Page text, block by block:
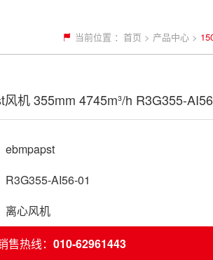
当前位置 ： 首页 > 产品中心 >
机 355mm 4745m³/h R3G355-
ebmpapst
R3G355-AI56-01
离心风机
售热线： 010-62961443